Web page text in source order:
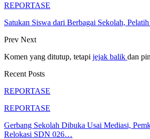
REPORTASE
Satukan Siswa dari Berbagai Sekolah,
Prev Next
Komen yang ditutup, tetapi jejak balik dan
Recent Posts
REPORTASE
REPORTASE
Gerbang Sekolah Dibuka Usai Mediasi,
Relokasi SDN 026…